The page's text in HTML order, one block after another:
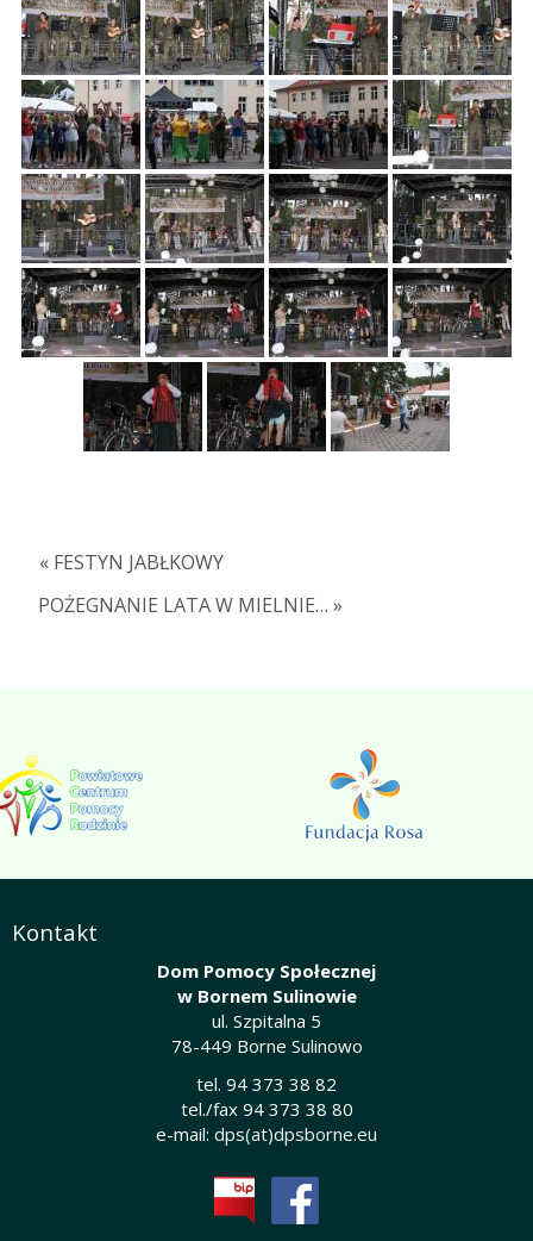
« FESTYN JABŁKOWY
POŻEGNANIE LATA W MIELNIE… »
Kontakt
Dom Pomocy Społecznej
w Bornem Sulinowie
ul. Szpitalna 5
78-449 Borne Sulinowo
tel. 94 373 38 82
tel./fax 94 373 38 80
e-mail: dps(at)dpsborne.eu